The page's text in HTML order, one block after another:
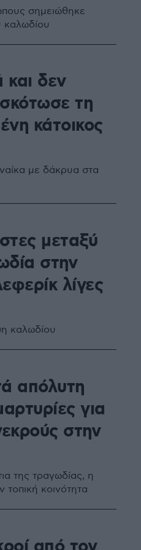
σημειώθηκε
καλωδίου
δεν
τη
κάτοικος
με δάκρυα στα
μεταξύ
στην
λίγες
καλωδίου
απόλυτη
για
στην
της τραγωδίας, η
τοπική κοινότητα